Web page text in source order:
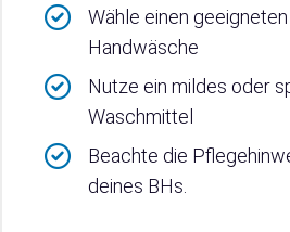
Wähle einen
Handwäsche
Nutze ein mildes oder
Waschmittel
Beachte die
deines BHs.